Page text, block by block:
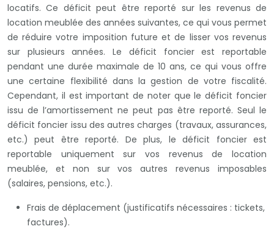
locatifs. Ce déficit peut être reporté sur les revenus de
location meublée des années suivantes, ce qui vous permet
de réduire votre imposition future et de lisser vos revenus
sur plusieurs années. Le déficit foncier est reportable
pendant une durée maximale de 10 ans, ce qui vous offre
une certaine flexibilité dans la gestion de votre fiscalité.
Cependant, il est important de noter que le déficit foncier
issu de l’amortissement ne peut pas être reporté. Seul le
déficit foncier issu des autres charges (travaux, assurances,
etc.) peut être reporté. De plus, le déficit foncier est
reportable uniquement sur vos revenus de location
meublée, et non sur vos autres revenus imposables
(salaires, pensions, etc.).
Frais de déplacement (justificatifs nécessaires : tickets,
factures).